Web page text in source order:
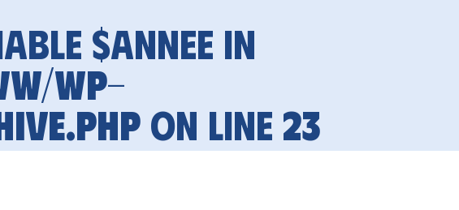
$annee in
wp-
on line 23